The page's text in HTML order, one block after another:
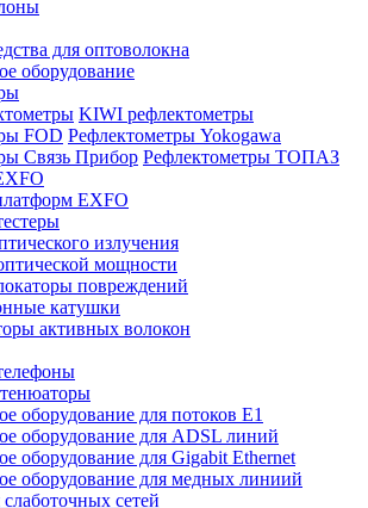
для оптоволокна
оборудование
KIWI рефлектометры
FOD Рефлектометры Yokogawa
Связь Прибор Рефлектометры ТОПАЗ
EXFO
излучения
мощности
повреждений
катушки
активных волокон
оборудование для потоков Е1
оборудование для ADSL линий
оборудование для Gigabit Ethernet
оборудование для медных линиий
сетей